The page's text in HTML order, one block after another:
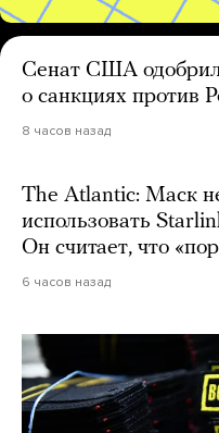
Сенат США одобрил
о санкциях против
8 часов назад
The Atlantic: Маск
использовать
Он считает, что
6 часов назад